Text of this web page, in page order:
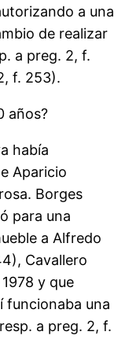
a una
de realizar
a preg. 2, f.
f. 253).
años?
había
Aparicio
Borges
para una
a Alfredo
Cavallero
y que
funcionaba una
a preg. 2, f.